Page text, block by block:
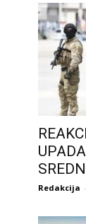
Redakcija -